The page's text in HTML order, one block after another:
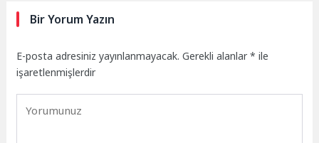
Bir Yorum Yazın
E-posta adresiniz yayınlanmayacak. Gerekli alanlar* ile
işaretlenmişlerdir